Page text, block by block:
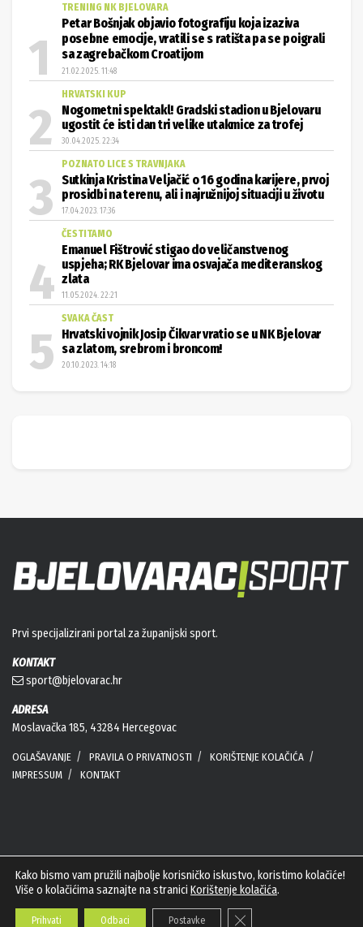
TRENING NK BJELOVARA
Petar Bošnjak objavio fotografiju koja izaziva
posebne emocije, vratili se s ratišta pa se poigrali
sa zagrebačkom Croatijom
21.02.2025. 11:48
HRVATSKI KUP
Nogometni spektakl! Gradski stadion u Bjelovaru
ugostit će isti dan tri velike utakmice za trofej
30.04.2025. 22:34
POZNATO LICE S TRAVNJAKA
Sutkinja Kristina Veljačić o 16 godina karijere, prvoj
prosidbi na terenu, ali i najružnijoj situaciji u životu
17.04.2023. 17:36
ČESTITAMO
Emanuel Fištrović stigao do veličanstvenog
uspjeha; RK Bjelovar ima osvajača mediteranskog
zlata
11.05.2024. 22:21
SVAKA ČAST
Hrvatski vojnik Josip Čikvar vratio se u NK Bjelovar
sa zlatom, srebrom i broncom!
20.10.2023. 14:18
Prvi specijalizirani portal za županijski sport.
KONTAKT
sport@bjelovarac.hr
ADRESA
Moslavačka 185, 43284 Hercegovac
OGLAŠAVANJE PRAVILA O PRIVATNOSTI
KORIŠTENJE KOLAČIĆA
IMPRESSUM
KONTAKT
PRATITE NAS
Kako bismo vam pružili najbolje korisničko iskustvo, koristimo kolačiće!
Više o kolačićima saznajte na stranici Korištenje kolačića.
Prihvati Odbaci Postavke Close GDPR Cookie Banner